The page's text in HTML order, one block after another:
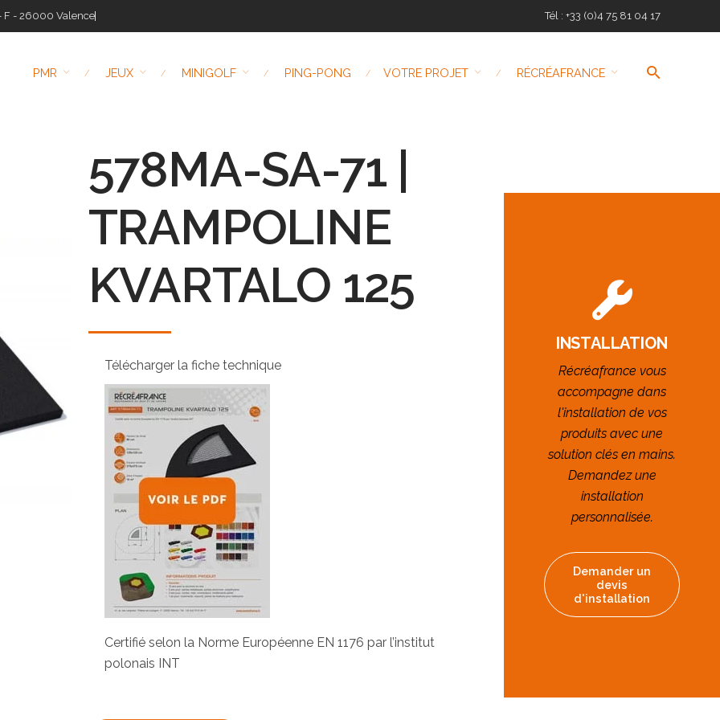
F - 26000 Valence Tél : +33 (0)4 75 81 04 17
PMR JEUX MINIGOLF PING-PONG VOTRE PROJET RÉCRÉAFRANCE
578MA-SA-71 |
TRAMPOLINE
KVARTALO 125
Télécharger la fiche technique
Certifié selon la Norme Européenne EN 1176 par l’institut
polonais INT
INSTALLATION
Récréafrance vous
accompagne dans
l'installation de vos
produits avec une
solution clés en mains.
Demandez une
installation
personnalisée.
Demander un
devis
d'installation